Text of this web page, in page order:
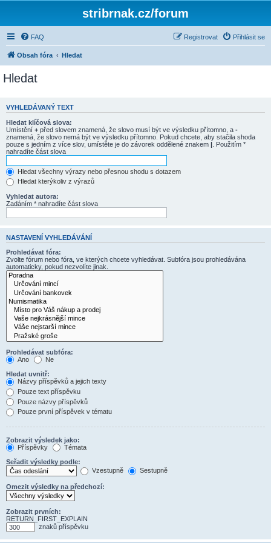
stribrnak.cz/forum
FAQ Přihlásit se
Registrovat
Obsah fóra Hledat
Hledat
VYHLEDÁVANÝ TEXT
Hledat klíčová slova:
Umístění + před slovem znamená, že slovo musí být ve výsledku přítomno, a -
znamená, že slovo nemá být ve výsledku přítomno. Pokud chcete, aby stačila shoda
pouze s jedním z více slov, umístěte je do závorek oddělené znakem | . Použitím *
nahradíte část slova
Hledat všechny výrazy nebo přesnou shodu s dotazem
Hledat kterýkoliv z výrazů
Vyhledat autora:
Zadáním * nahradíte část slova
NASTAVENÍ VYHLEDÁVÁNÍ
Prohledávat fóra:
Zvolte fórum nebo fóra, ve kterých chcete vyhledávat. Subfóra jsou prohledávána
automaticky, pokud nezvolíte jinak.
Prohledávat subfóra:
Ano
Ne
Hledat uvnitř:
Názvy příspěvků a jejich texty
Pouze text příspěvku
Pouze názvy příspěvků
Pouze první příspěvek v tématu
Zobrazit výsledek jako:
Příspěvky
Témata
Seřadit výsledky podle:
Vzestupně
Sestupně
Omezit výsledky na předchozí:
Zobrazit prvních:
RETURN_FIRST_EXPLAIN
znaků příspěvku